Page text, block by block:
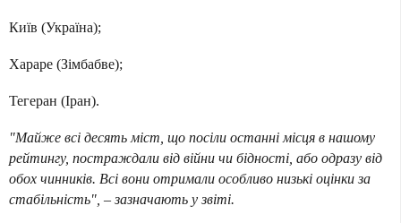
Київ (Україна);
Хараре (Зімбабве);
Тегеран (Іран).
"Майже всі десять міст, що посіли останні місця в нашому
рейтингу, постраждали від війни чи бідності, або одразу від
обох чинників. Всі вони отримали особливо низькі оцінки за
стабільність", – зазначають у звіті.